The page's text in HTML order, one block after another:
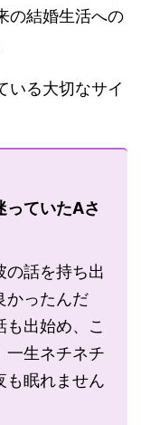
の結婚生活への
いる大切なサイ
っていたAさ
の話を持ち出
かったんだ
出始め、こ
一生ネチネチ
も眠れません